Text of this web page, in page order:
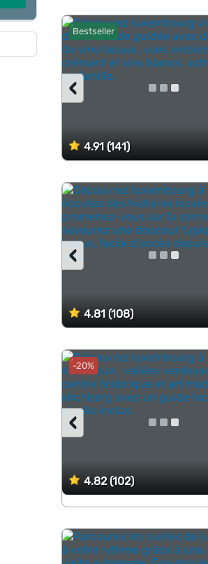
Bestseller
4.91 (141)
‹
4.81 (108)
‹
-20%
4.82 (102)
‹